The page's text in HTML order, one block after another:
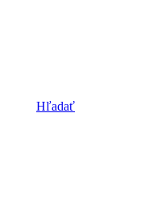
Hľadať